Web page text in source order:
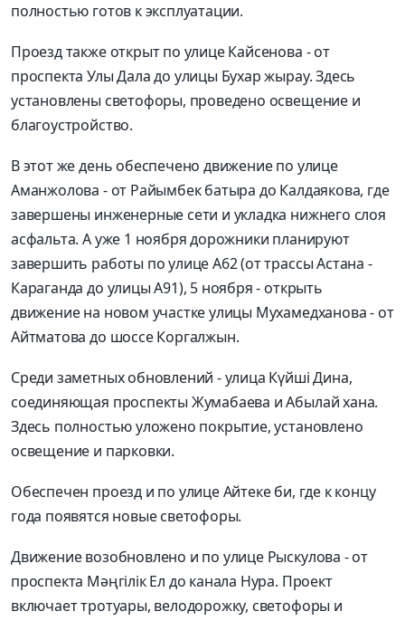
полностью готов к эксплуатации.
Проезд также открыт по улице Кайсенова - от
проспекта Улы Дала до улицы Бухар жырау. Здесь
установлены светофоры, проведено освещение и
благоустройство.
В этот же день обеспечено движение по улице
Аманжолова - от Райымбек батыра до Калдаякова, где
завершены инженерные сети и укладка нижнего слоя
асфальта. А уже 1 ноября дорожники планируют
завершить работы по улице А62 (от трассы Астана -
Караганда до улицы А91), 5 ноября - открыть
движение на новом участке улицы Мухамедханова - от
Айтматова до шоссе Коргалжын.
Среди заметных обновлений - улица Күйші Дина,
соединяющая проспекты Жумабаева и Абылай хана.
Здесь полностью уложено покрытие, установлено
освещение и парковки.
Обеспечен проезд и по улице Айтеке би, где к концу
года появятся новые светофоры.
Движение возобновлено и по улице Рыскулова - от
проспекта Мәңгілік Ел до канала Нура. Проект
включает тротуары, велодорожку, светофоры и